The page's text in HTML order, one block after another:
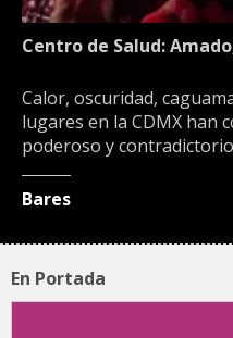
Centro de Salud:
Calor, oscuridad,
lugares en la CDMX han
poderoso y
Bares
En Portada